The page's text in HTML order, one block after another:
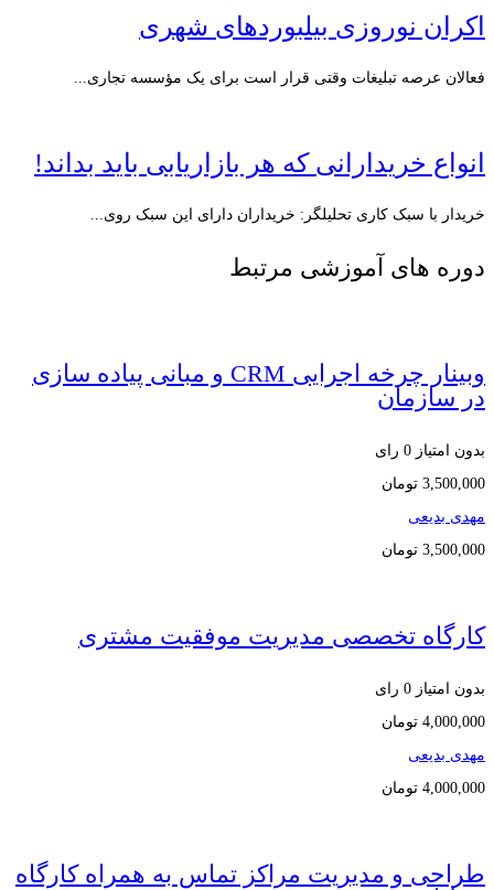
اکران نوروزی بیلبوردهای شهری
فعالان عرصه تبلیغات وقتی قرار است برای یک مؤسسه تجاری...
انواع خریدارانی که هر بازاریابی باید بداند!
خریدار با سبک کاری تحلیلگر: خریداران دارای این سبک روی...
دوره های آموزشی مرتبط
وبینار چرخه اجرایی CRM و مبانی پیاده سازی
در سازمان
بدون امتیاز 0 رای
3,500,000 تومان
مهدی بدیعی
3,500,000 تومان
کارگاه تخصصی مدیریت موفقیت مشتری
بدون امتیاز 0 رای
4,000,000 تومان
مهدی بدیعی
4,000,000 تومان
طراحی و مدیریت مراکز تماس به همراه کارگاه